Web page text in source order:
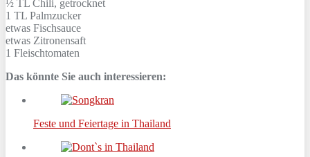
½ TL Chili, getrocknet
1 TL Palmzucker
etwas Fischsauce
etwas Zitronensaft
1 Fleischtomaten
Das könnte Sie auch interessieren:
Feste und Feiertage in Thailand